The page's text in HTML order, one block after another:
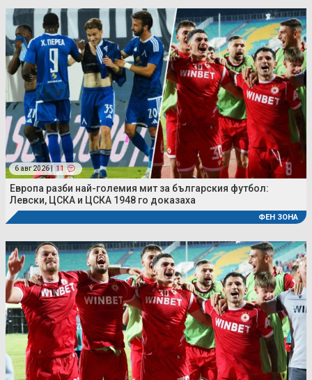
6 авг 2026 | 11
Европа разби най-големия мит за българския футбол:
Левски, ЦСКА и ЦСКА 1948 го доказаха
ФЕН ЗОНА